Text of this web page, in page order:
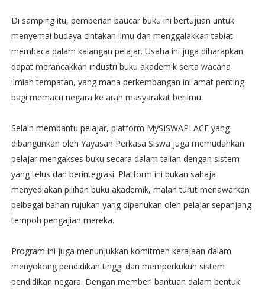
Di samping itu, pemberian baucar buku ini bertujuan untuk
menyemai budaya cintakan ilmu dan menggalakkan tabiat
membaca dalam kalangan pelajar. Usaha ini juga diharapkan
dapat merancakkan industri buku akademik serta wacana
ilmiah tempatan, yang mana perkembangan ini amat penting
bagi memacu negara ke arah masyarakat berilmu.
Selain membantu pelajar, platform MySISWAPLACE yang
dibangunkan oleh Yayasan Perkasa Siswa juga memudahkan
pelajar mengakses buku secara dalam talian dengan sistem
yang telus dan berintegrasi. Platform ini bukan sahaja
menyediakan pilihan buku akademik, malah turut menawarkan
pelbagai bahan rujukan yang diperlukan oleh pelajar sepanjang
tempoh pengajian mereka.
Program ini juga menunjukkan komitmen kerajaan dalam
menyokong pendidikan tinggi dan memperkukuh sistem
pendidikan negara. Dengan memberi bantuan dalam bentuk